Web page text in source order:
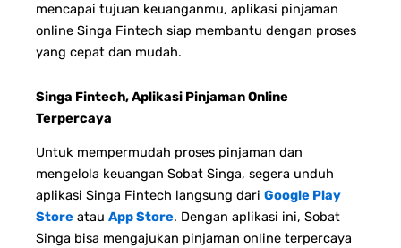
mencapai tujuan keuanganmu, aplikasi pinjaman
online Singa Fintech siap membantu dengan proses
yang cepat dan mudah.
Singa Fintech, Aplikasi Pinjaman Online
Terpercaya
Untuk mempermudah proses pinjaman dan
mengelola keuangan Sobat Singa, segera unduh
aplikasi Singa Fintech langsung dari Google Play
Store atau App Store. Dengan aplikasi ini, Sobat
Singa bisa mengajukan pinjaman online terpercaya